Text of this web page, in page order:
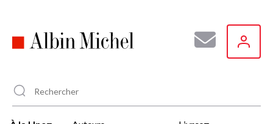
principal